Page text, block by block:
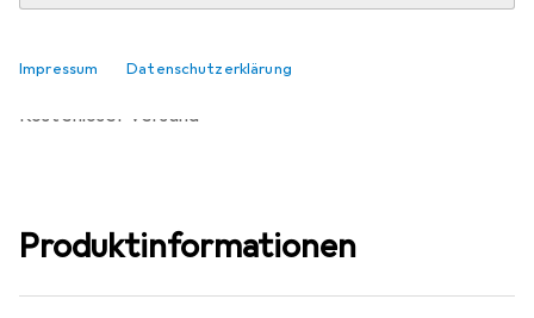
Impressum Datenschutzerklärung
kostenloser Versand
Produktinformationen